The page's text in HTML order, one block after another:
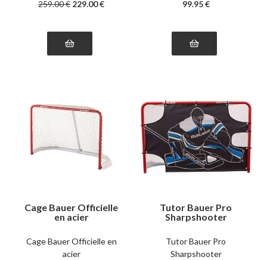
259.00€ 229.00€ 99.95 €
Cage Bauer Officielle
en acier
Cage Bauer Officielle en
acier
Tutor Bauer Pro
Sharpshooter
Tutor Bauer Pro
Sharpshooter